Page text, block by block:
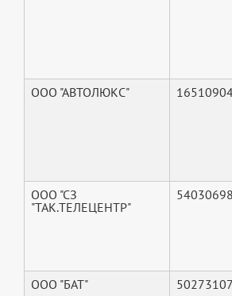
ООО "АВТОЛЮКС"
ООО "СЗ
"ТАК.ТЕЛЕЦЕНТР"
ООО "БАТ"